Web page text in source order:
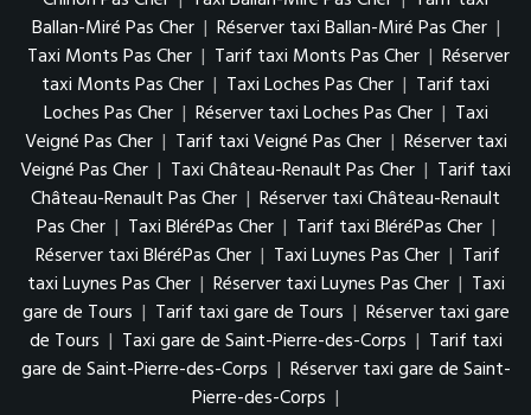
Ballan-Miré Pas Cher | Réserver taxi Ballan-Miré Pas Cher |
Taxi Monts Pas Cher | Tarif taxi Monts Pas Cher | Réserver
taxi Monts Pas Cher | Taxi Loches Pas Cher | Tarif taxi
Loches Pas Cher | Réserver taxi Loches Pas Cher | Taxi
Veigné Pas Cher | Tarif taxi Veigné Pas Cher | Réserver taxi
Veigné Pas Cher | Taxi Château-Renault Pas Cher | Tarif taxi
Château-Renault Pas Cher | Réserver taxi Château-Renault
Pas Cher | Taxi BléréPas Cher | Tarif taxi BléréPas Cher |
Réserver taxi BléréPas Cher | Taxi Luynes Pas Cher | Tarif
taxi Luynes Pas Cher | Réserver taxi Luynes Pas Cher | Taxi
gare de Tours | Tarif taxi gare de Tours | Réserver taxi gare
de Tours | Taxi gare de Saint-Pierre-des-Corps | Tarif taxi
gare de Saint-Pierre-des-Corps | Réserver taxi gare de Saint-
Pierre-des-Corps |